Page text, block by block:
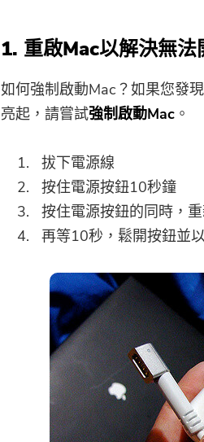
1. 重啟Mac以解決無法
如何強制啟動Mac？如果您發
亮起，請嘗試強制啟動Mac 。
拔下電源線
按住電源按鈕10秒鐘
按住電源按鈕的同時，
再等10秒，鬆開按鈕並